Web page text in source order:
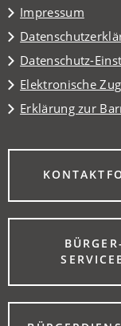
Impressum
Datenschutz-
Elektronische
Erklärung zur
(ÖFFNET
EINEM
NEUEN
(ÖFFNET
EINEM
NEUEN
TAB)